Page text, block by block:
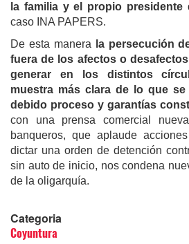
la familia y el propio presidente
caso INA PAPERS.
De esta manera
la persecución
fuera de los afectos o
generar en los distintos
muestra más clara de lo que se
debido proceso y garantías
con una prensa comercial
banqueros, que aplaude
dictar una orden de detención
sin auto de inicio, nos condena
de la oligarquía.
Categoria
Coyuntura